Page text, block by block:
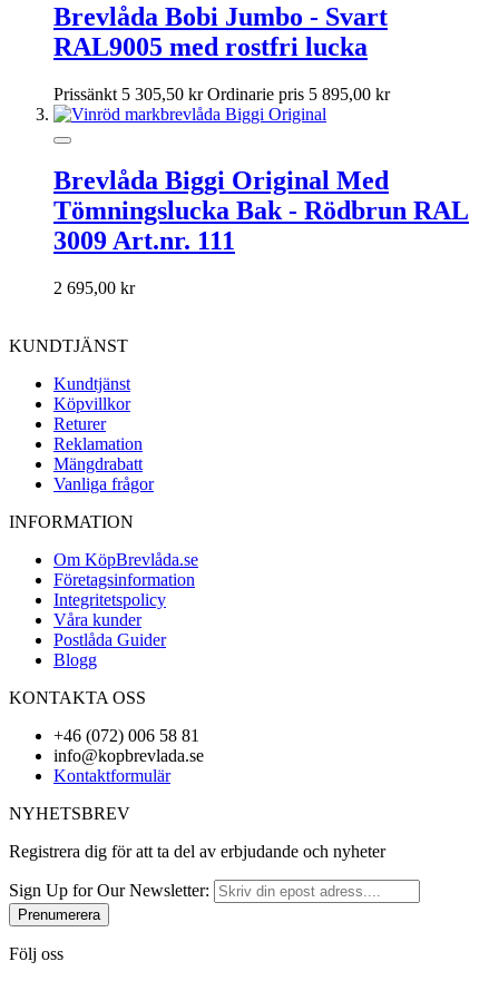
Brevlåda Bobi Jumbo - Svart
RAL9005 med rostfri lucka
Prissänkt 5 305,50 kr Ordinarie pris 5 895,00 kr
Brevlåda Biggi Original Med
Tömningslucka Bak - Rödbrun RAL
3009 Art.nr. 111
2 695,00 kr
KUNDTJÄNST
Kundtjänst
Köpvillkor
Returer
Reklamation
Mängdrabatt
Vanliga frågor
INFORMATION
Om KöpBrevlåda.se
Företagsinformation
Integritetspolicy
Våra kunder
Postlåda Guider
Blogg
KONTAKTA OSS
+46 (072) 006 58 81
info@kopbrevlada.se
Kontaktformulär
NYHETSBREV
Registrera dig för att ta del av erbjudande och nyheter
Sign Up for Our Newsletter:
Prenumerera
Följ oss